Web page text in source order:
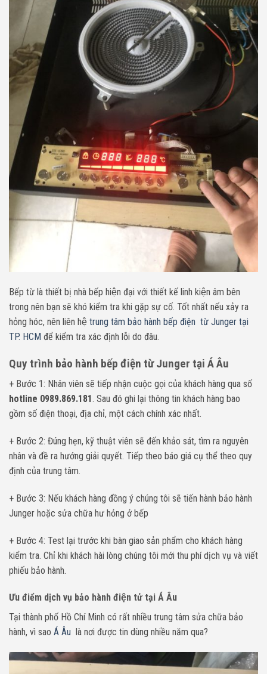
Bếp từ là thiết bị nhà bếp hiện đại với thiết kế linh kiện âm bên
trong nên bạn sẽ khó kiểm tra khi gặp sự cố. Tốt nhất nếu xảy ra
hỏng hóc, nên liên hệ trung tâm bảo hành bếp điện từ Junger tại
TP. HCM để kiểm tra xác định lỗi do đâu.
Quy trình bảo hành bếp điện từ Junger tại Á Âu
+ Bước 1: Nhân viên sẽ tiếp nhận cuộc gọi của khách hàng qua số
hotline 0989.869.181. Sau đó ghi lại thông tin khách hàng bao
gồm số điện thoại, địa chỉ, một cách chính xác nhất.
+ Bước 2: Đúng hẹn, kỹ thuật viên sẽ đến khảo sát, tìm ra nguyên
nhân và đề ra hướng giải quyết. Tiếp theo báo giá cụ thể theo quy
định của trung tâm.
+ Bước 3: Nếu khách hàng đồng ý chúng tôi sẽ tiến hành bảo hành
Junger hoặc sửa chữa hư hỏng ở bếp
+ Bước 4: Test lại trước khi bàn giao sản phẩm cho khách hàng
kiểm tra. Chỉ khi khách hài lòng chúng tôi mới thu phí dịch vụ và viết
phiếu bảo hành.
Ưu điểm dịch vụ bảo hành điện tử tại Á Âu
Tại thành phố Hồ Chí Minh có rất nhiều trung tâm sửa chữa bảo
hành, vì sao Á Âu là nơi được tin dùng nhiều năm qua?